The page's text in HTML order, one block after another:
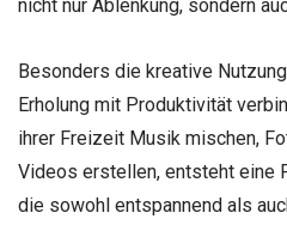
nicht nur Ablenkung, sondern
Besonders die kreative
Erholung mit Produktivität
ihrer Freizeit Musik mischen,
Videos erstellen, entsteht eine
die sowohl entspannend als